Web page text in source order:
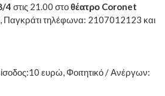
4 στις 21.00 στοθέατρο Coronet
Παγκράτι τηλέφωνα: 2107012123 και
ευρώ, Φοιτητικό / Ανέργων: